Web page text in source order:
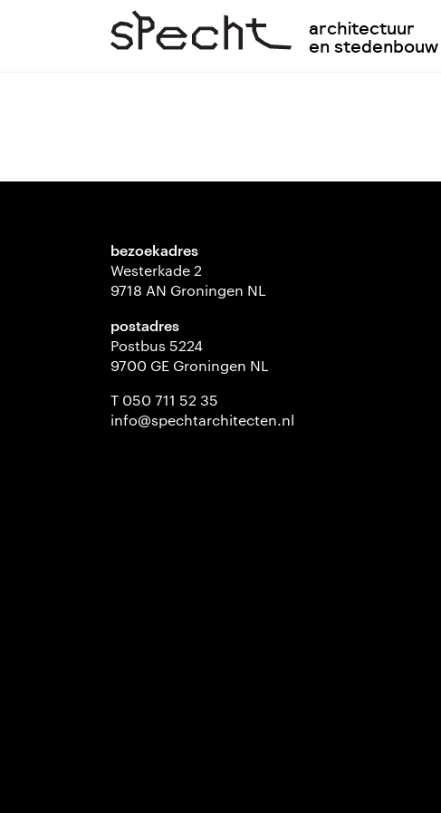
architectuur
en stedenbouw
bezoekadres
Westerkade 2
9718 AN Groningen NL
postadres
Postbus 5224
9700 GE Groningen NL
T 050 711 52 35
info@spechtarchitecten.nl